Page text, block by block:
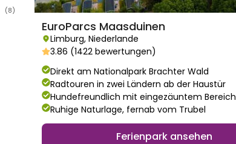
(8)
EuroParcs Maasduinen
Limburg, Niederlande
3.86 (1422 bewertungen)
Direkt am Nationalpark Brachter Wald
Radtouren in zwei Ländern ab der Haustür
Hundefreundlich mit eingezäuntem Bereich
Ruhige Naturlage, fernab vom Trubel
Ferienpark ansehen